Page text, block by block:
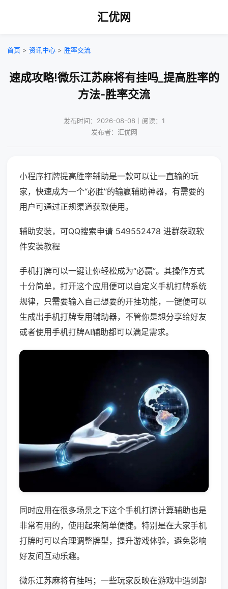
汇优网
首页 > 资讯中心 > 胜率交流
速成攻略!微乐江苏麻将有挂吗_提高胜率的
方法-胜率交流
发布时间：2026-08-08｜阅读：1
发布者：汇优网
小程序打牌提高胜率辅助是一款可以让一直输的玩
家，快速成为一个“必胜”的输赢辅助神器，有需要的
用户可通过正规渠道获取使用。
辅助安装，可QQ搜索申请 549552478 进群获取软
件安装教程
手机打牌可以一键让你轻松成为“必赢”。其操作方式
十分简单，打开这个应用便可以自定义手机打牌系统
规律，只需要输入自己想要的开挂功能，一键便可以
生成出手机打牌专用辅助器，不管你是想分享给好友
或者使用手机打牌AI辅助都可以满足需求。
同时应用在很多场景之下这个手机打牌计算辅助也是
非常有用的，使用起来简单便捷。特别是在大家手机
打牌时可以合理调整牌型，提升游戏体验，避免影响
好友间互动乐趣。
微乐江苏麻将有挂吗；一些玩家反映在游戏中遇到部